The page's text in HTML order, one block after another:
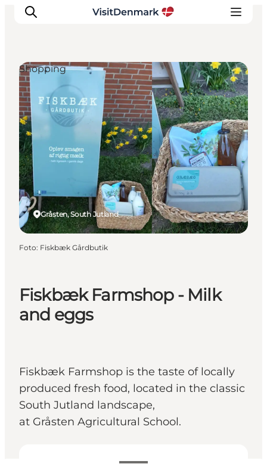
Inspiration
Resmål
Aktiviteter
Övernatta
Planera resan
Fiskbæk Farmshop - Milk
and eggs
Fiskbæk Farmshop is the taste of locally
produced fresh food, located in the classic
South Jutland landscape,
at Gråsten Agricultural School.
Gråsten, South Jutland
Shopping
Foto: Fiskbæk Gårdbutik